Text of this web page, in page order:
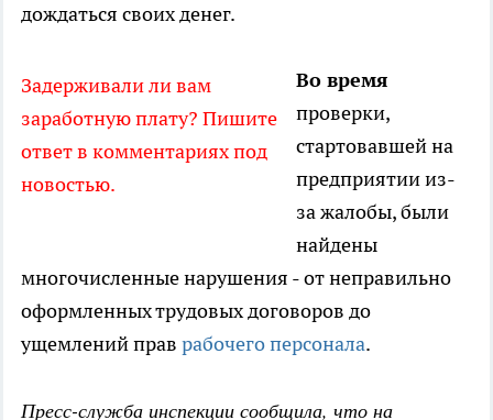
дождаться своих денег.
Задерживали ли вам
заработную плату? Пишите
ответ в комментариях под
новостью.
Во время
проверки,
стартовавшей на
предприятии из-
за жалобы, были
найдены
многочисленные нарушения - от неправильно
оформленных трудовых договоров до
ущемлений прав рабочего персонала.
Пресс-служба инспекции сообщила, что на